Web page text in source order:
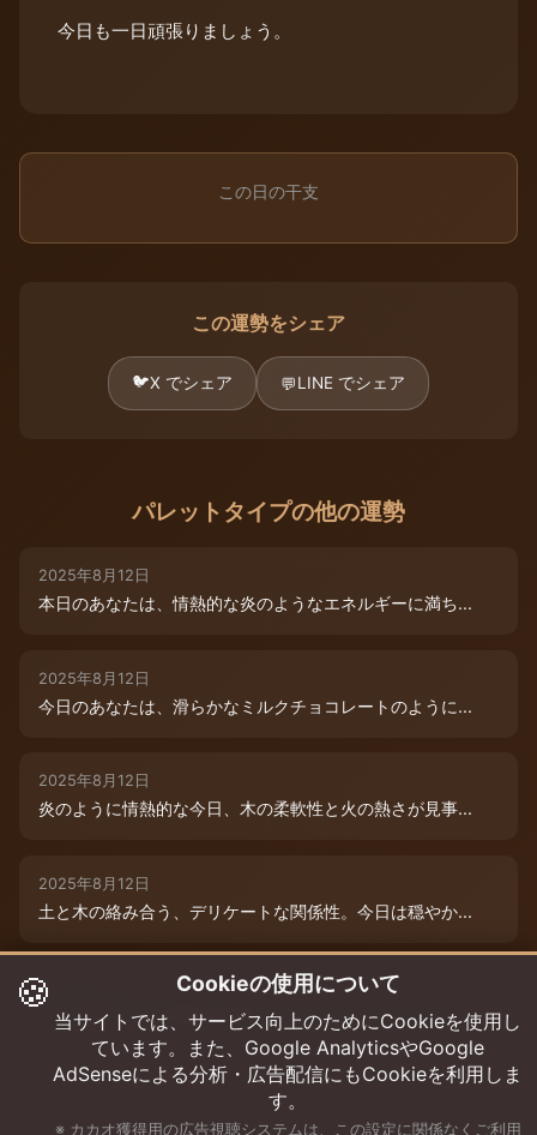
今日も一日頑張りましょう。
この日の干支
この運勢をシェア
🐦X でシェア 💬LINE でシェア
パレットタイプの他の運勢
2025年8月12日
本日のあなたは、情熱的な炎のようなエネルギーに満ち...
2025年8月12日
今日のあなたは、滑らかなミルクチョコレートのように...
2025年8月12日
炎のように情熱的な今日、木の柔軟性と火の熱さが見事...
2025年8月12日
土と木の絡み合う、デリケートな関係性。今日は穏やか...
2025年8月12日
本日は、木と水の絶妙な相生エネルギーが、あなたの可...
🍪 Cookieの使用について
当サイトでは、サービス向上のためにCookieを使用し
ています。また、Google AnalyticsやGoogle
AdSenseによる分析・広告配信にもCookieを利用しま
す。
※ カカオ獲得用の広告視聴システムは、この設定に関係なくご利用